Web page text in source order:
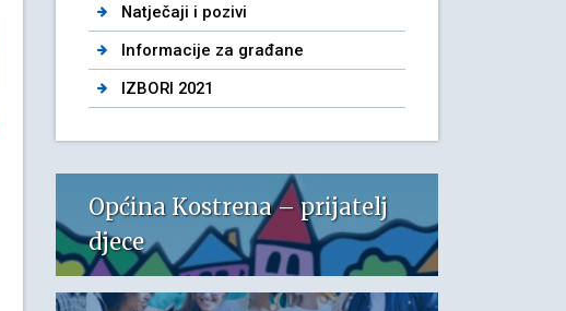
Natječaji i pozivi
Informacije za građane
IZBORI 2021
Općina Kostrena – prijatelj
djece